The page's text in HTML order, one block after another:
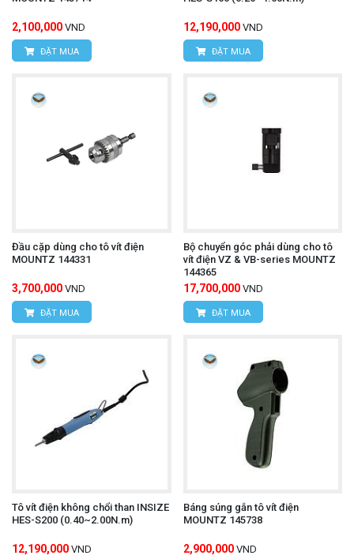
2,100,000 VND
ĐẶT MUA
12,190,000 VND
ĐẶT MUA
Đầu cặp dùng cho tô vít điện
MOUNTZ 144331
3,700,000 VND
ĐẶT MUA
Bộ chuyển góc phải dùng cho tô
vít điện VZ & VB-series MOUNTZ
144365
17,700,000 VND
ĐẶT MUA
Tô vít điện không chổi than INSIZE
HES-S200 (0.40~2.00N.m)
12,190,000 VND
Báng súng gắn tô vít điện
MOUNTZ 145738
2,900,000 VND